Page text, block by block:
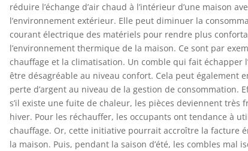
réduire l’échange d’air chaud à l’intérieur d’une maison
l’environnement extérieur. Elle peut diminuer la
courant électrique des matériels pour rendre plus
l’environnement thermique de la maison. Ce sont par
chauffage et la climatisation. Un comble qui fait échapper
être désagréable au niveau confort. Cela peut également
perte d’argent au niveau de la gestion de consommation.
s’il existe une fuite de chaleur, les pièces deviennent très
hiver. Pour les réchauffer, les occupants ont tendance à
chauffage. Or, cette initiative pourrait accroître la facture
la maison. Puis, pendant la saison d’été, les combles mal